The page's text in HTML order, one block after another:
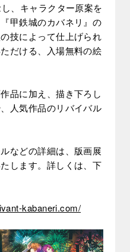
、キャラクター原案を
甲鉄城のカバネリ』の
技によって仕上げられ
だける、入場無料の絵
品に加え、描き下ろし
人気作品のリバイバル
などの詳細は、版画展
します。詳しくは、下
kabaneri.com/